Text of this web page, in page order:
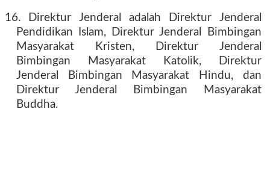
16. Direktur Jenderal adalah Direktur Jenderal
Pendidikan Islam, Direktur Jenderal Bimbingan
Masyarakat Kristen, Direktur Jenderal
Bimbingan Masyarakat Katolik, Direktur
Jenderal Bimbingan Masyarakat Hindu, dan
Direktur Jenderal Bimbingan Masyarakat
Buddha.